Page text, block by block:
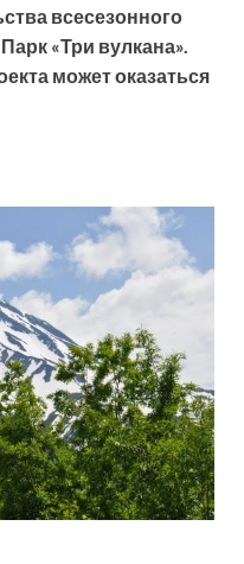
всесезонного
«Три вулкана».
может оказаться